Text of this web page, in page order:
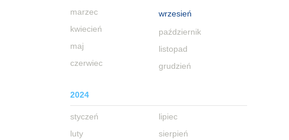
marzec
kwiecień
maj
czerwiec
wrzesień
październik
listopad
grudzień
2024
styczeń
luty
lipiec
sierpień